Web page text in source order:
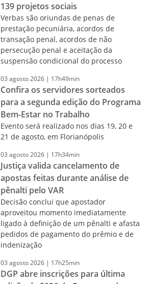
139 projetos sociais
Verbas são oriundas de penas de
prestação pecuniária, acordos de
transação penal, acordos de não
persecução penal e aceitação da
suspensão condicional do processo
03 agosto2026 | 17h49min
Confira os servidores sorteados
para a segunda edição do Programa
Bem-Estar no Trabalho
Evento será realizado nos dias 19, 20 e
21 de agosto, em Florianópolis
03 agosto2026 | 17h34min
Justiça valida cancelamento de
apostas feitas durante análise de
pênalti pelo VAR
Decisão conclui que apostador
aproveitou momento imediatamente
ligado à definição de um pênalti e afasta
pedidos de pagamento do prêmio e de
indenização
03 agosto2026 | 17h25min
DGP abre inscrições para última